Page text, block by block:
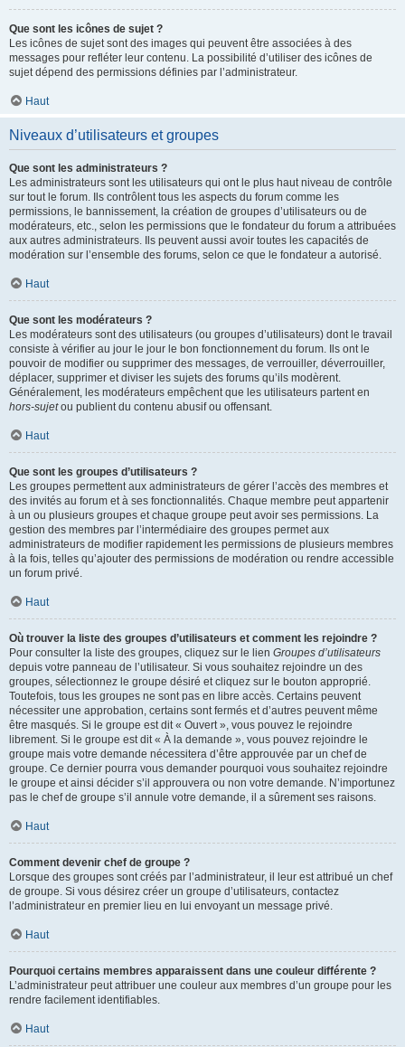
Que sont les icônes de sujet ?
Les icônes de sujet sont des images qui peuvent être associées à des
messages pour refléter leur contenu. La possibilité d’utiliser des icônes de
sujet dépend des permissions définies par l’administrateur.
Haut
Niveaux d’utilisateurs et groupes
Que sont les administrateurs ?
Les administrateurs sont les utilisateurs qui ont le plus haut niveau de contrôle
sur tout le forum. Ils contrôlent tous les aspects du forum comme les
permissions, le bannissement, la création de groupes d’utilisateurs ou de
modérateurs, etc., selon les permissions que le fondateur du forum a attribuées
aux autres administrateurs. Ils peuvent aussi avoir toutes les capacités de
modération sur l’ensemble des forums, selon ce que le fondateur a autorisé.
Haut
Que sont les modérateurs ?
Les modérateurs sont des utilisateurs (ou groupes d’utilisateurs) dont le travail
consiste à vérifier au jour le jour le bon fonctionnement du forum. Ils ont le
pouvoir de modifier ou supprimer des messages, de verrouiller, déverrouiller,
déplacer, supprimer et diviser les sujets des forums qu’ils modèrent.
Généralement, les modérateurs empêchent que les utilisateurs partent en
hors-sujetou publient du contenu abusif ou offensant.
Haut
Que sont les groupes d’utilisateurs ?
Les groupes permettent aux administrateurs de gérer l’accès des membres et
des invités au forum et à ses fonctionnalités. Chaque membre peut appartenir
à un ou plusieurs groupes et chaque groupe peut avoir ses permissions. La
gestion des membres par l’intermédiaire des groupes permet aux
administrateurs de modifier rapidement les permissions de plusieurs membres
à la fois, telles qu’ajouter des permissions de modération ou rendre accessible
un forum privé.
Haut
Où trouver la liste des groupes d’utilisateurs et comment les rejoindre ?
Pour consulter la liste des groupes, cliquez sur le lien Groupes d’utilisateurs
depuis votre panneau de l’utilisateur. Si vous souhaitez rejoindre un des
groupes, sélectionnez le groupe désiré et cliquez sur le bouton approprié.
Toutefois, tous les groupes ne sont pas en libre accès. Certains peuvent
nécessiter une approbation, certains sont fermés et d’autres peuvent même
être masqués. Si le groupe est dit « Ouvert », vous pouvez le rejoindre
librement. Si le groupe est dit « À la demande », vous pouvez rejoindre le
groupe mais votre demande nécessitera d’être approuvée par un chef de
groupe. Ce dernier pourra vous demander pourquoi vous souhaitez rejoindre
le groupe et ainsi décider s’il approuvera ou non votre demande. N’importunez
pas le chef de groupe s’il annule votre demande, il a sûrement ses raisons.
Haut
Comment devenir chef de groupe ?
Lorsque des groupes sont créés par l’administrateur, il leur est attribué un chef
de groupe. Si vous désirez créer un groupe d’utilisateurs, contactez
l’administrateur en premier lieu en lui envoyant un message privé.
Haut
Pourquoi certains membres apparaissent dans une couleur différente ?
L’administrateur peut attribuer une couleur aux membres d’un groupe pour les
rendre facilement identifiables.
Haut